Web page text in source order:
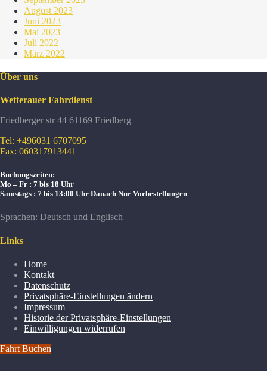
August 2023
Juni 2023
Mai 2023
Juli 2022
März 2022
Über uns
Wetterauer Fahrdienst
Friedberger str 44 61169 Friedberg
Tel: +496031 6707095
Fax: 060317913441
Buchungszeiten:
Mo – Fr : 7 bis 18 Uhr
Samstags : 7 bis 13:00 Uhr Danach Nur Vorbestellungen
Sprachen: Deutsch und Englisch
Links
Home
Kontakt
Datenschutz
Privatsphäre-Einstellungen ändern
Impressum
Historie der Privatsphäre-Einstellungen
Einwilligungen widerrufen
Fahrt Buchen